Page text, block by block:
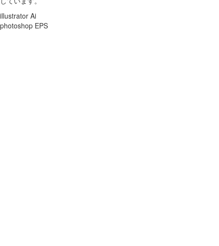
illustrator Ai
photoshop EPS